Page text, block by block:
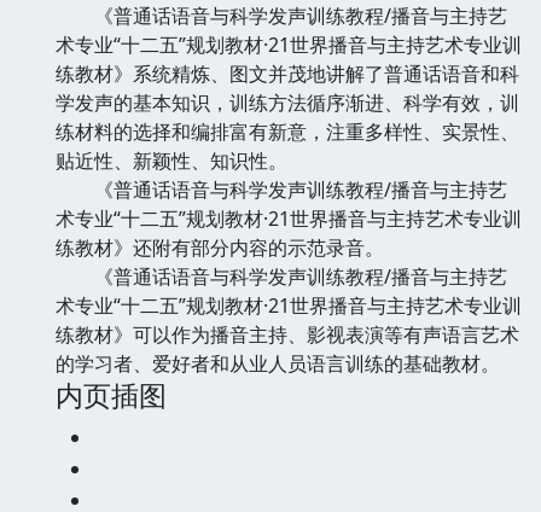
《普通话语音与科学发声训练教程/播音与主持艺
术专业“十二五”规划教材·21世界播音与主持艺术专业训
练教材》系统精炼、图文并茂地讲解了普通话语音和科
学发声的基本知识，训练方法循序渐进、科学有效，训
练材料的选择和编排富有新意，注重多样性、实景性、
贴近性、新颖性、知识性。
《普通话语音与科学发声训练教程/播音与主持艺
术专业“十二五”规划教材·21世界播音与主持艺术专业训
练教材》还附有部分内容的示范录音。
《普通话语音与科学发声训练教程/播音与主持艺
术专业“十二五”规划教材·21世界播音与主持艺术专业训
练教材》可以作为播音主持、影视表演等有声语言艺术
的学习者、爱好者和从业人员语言训练的基础教材。
内页插图